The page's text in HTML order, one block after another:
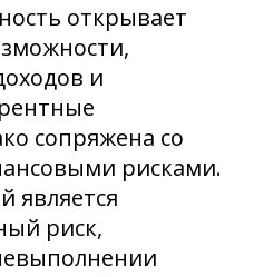
открывает
и
сопряжена со
рисками.
является
риск,